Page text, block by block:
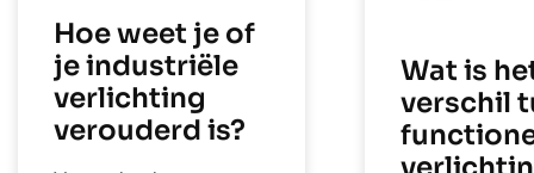
Hoe weet je of
je industriële
verlichting
verouderd is?
Wat is
verschil